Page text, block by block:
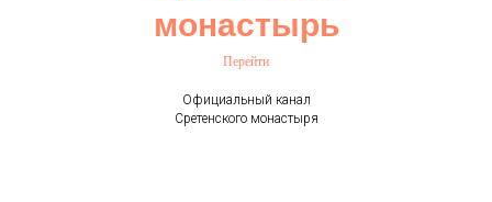
монастырь
Перейти
Официальный канал
Сретенского монастыря